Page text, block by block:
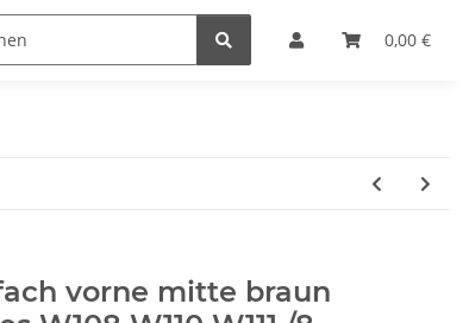
0,00 €
vorne mitte braun